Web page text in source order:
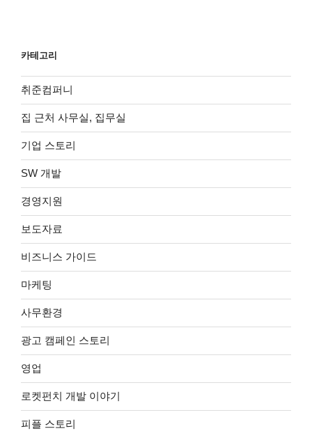
카테고리
취준컴퍼니
집 근처 사무실, 집무실
기업 스토리
SW 개발
경영지원
보도자료
비즈니스 가이드
마케팅
사무환경
광고 캠페인 스토리
영업
로켓펀치 개발 이야기
피플 스토리